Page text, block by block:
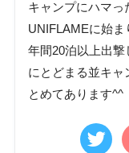
キャンプにハマっ
UNIFLAMEに始
年間20泊以上出
にとどまる並キャ
とめてあります^^